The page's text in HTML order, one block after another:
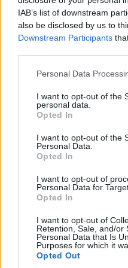
IAB’s list of downstream
also be disclosed by us to
Downstream Participants
Personal Data
I want to opt-out of the
personal data.
Opted In
I want to opt-out of the
Personal Data.
Opted In
I want to opt-out of
Personal Data for
Opted In
I want to opt-out of
Retention, Sale, and/or
Personal Data that Is
Purposes for which it
Opted Out
impacto socioeconómico
complexos e de grande
percebemos que os
Rede de Laboratórios
série, pelo italiano
Alejandro Tabilo e pelo
Um dos momentos mais
também o regresso do
integrado na digressão de
A edição de 2026 ficou
realizado em território
Faria, Henrique Rocha,
beneficiando, de igual
cards após as entradas
Entre os portugueses,
protagonizaram as
ambos alcançando os
económico e
português
A cidade de Castelo
de Cultura
a primeira edição da
Castelo Branco, através
e integrada na
Perdição”, que decorrerá
A Bienal nasce na
Branco na “Rede de